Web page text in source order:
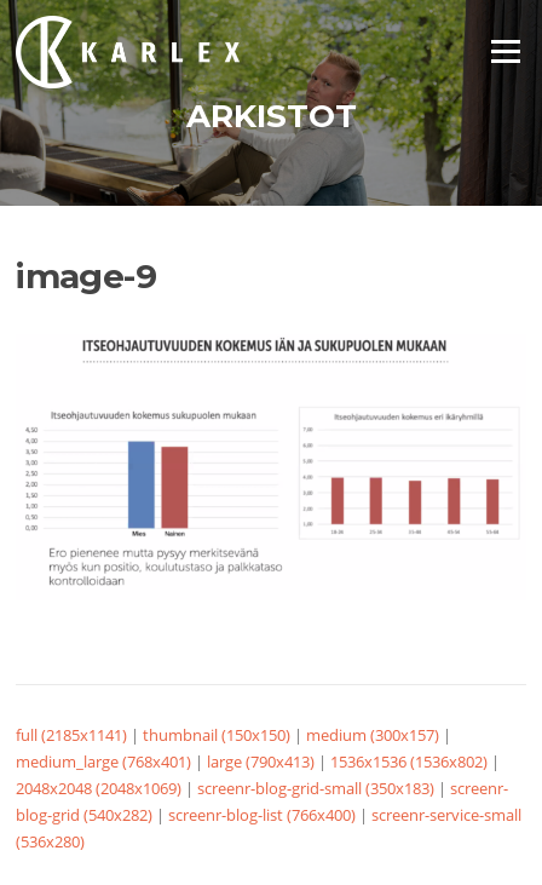
Siirry
suoraan
sisältöön
Valikko
ARKISTOT
image-9
full (2185x1141) |thumbnail (150x150) | medium (300x157) |
medium_large (768x401) | large (790x413) | 1536x1536 (1536x802) |
2048x2048 (2048x1069) |screenr-blog-grid-small (350x183) |screenr-
blog-grid (540x282) |screenr-blog-list (766x400) |screenr-service-small
(536x280)